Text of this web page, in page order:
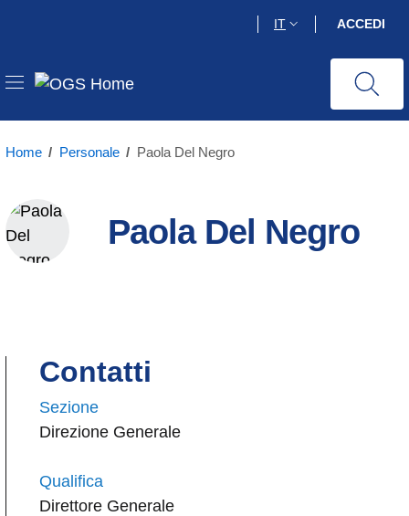
principale
IT ACCEDI
Home / Personale / Paola Del Negro
Paola Del Negro
Contatti
Sezione
Direzione Generale
Qualifica
Direttore Generale